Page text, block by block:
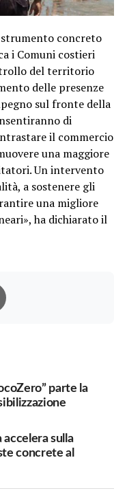
strumento concreto
i Comuni costieri
del territorio
delle presenze
sul fronte della
di
il commercio
una maggiore
Un intervento
a sostenere gli
una migliore
ha dichiarato il
parte la
sulla
concrete al